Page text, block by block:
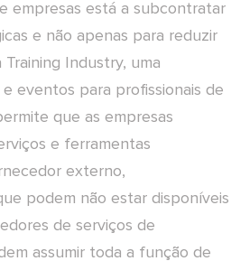
empresas está a subcontratar
e não apenas para reduzir
Industry, uma
eventos para profissionais de
que as empresas
e ferramentas
externo,
podem não estar disponíveis
de serviços de
assumir toda a função de